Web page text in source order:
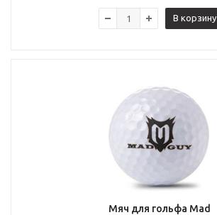
В корзину
Мяч для гольфа Mad